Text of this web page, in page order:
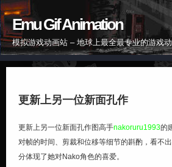
Emu Gif Animation
模拟游戏动画站 – 地球上最全最专业的游戏
更新上另一位新面孔作
更新上另一位新面孔作图高手nakoruru1993的
对帧的时间、剪裁和位移等细节的斟酌，看不出
分体现了她对Nako角色的喜爱。